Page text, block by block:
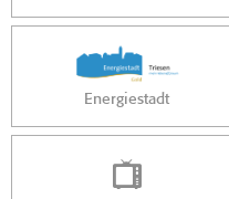
Energiestadt